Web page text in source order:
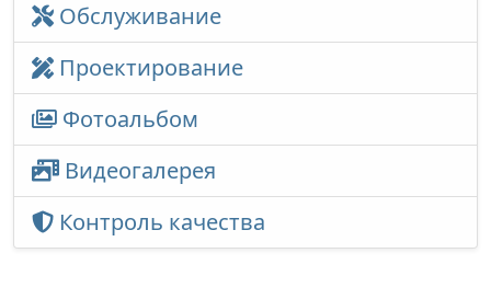
Обслуживание
Проектирование
Фотоальбом
Видеогалерея
Контроль качества